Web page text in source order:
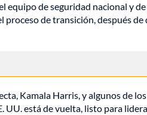
equipo de seguridad nacional y de
de transición, después de
Kamala Harris, y algunos de los
UU. está de vuelta, listo para